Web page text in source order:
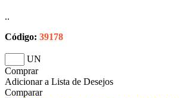
..
Código: 39178
UN
Comprar
Adicionar a Lista de Desejos
Comparar